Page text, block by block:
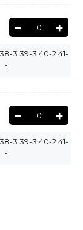
0
3 39-3 40-2 41-
1
0
3 39-3 40-2 41-
1